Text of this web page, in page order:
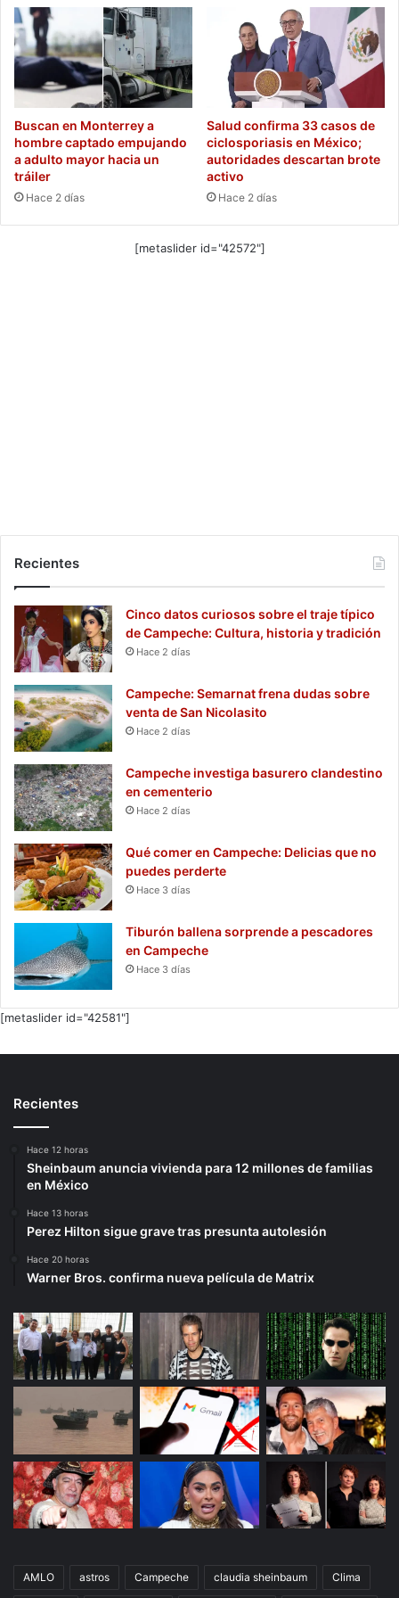
Buscan en Monterrey a
hombre captado empujando
a adulto mayor hacia un
tráiler
Hace 2 días
Salud confirma 33 casos de
ciclosporiasis en México;
autoridades descartan brote
activo
Hace 2 días
[metaslider id="42572"]
Recientes
Cinco datos curiosos sobre el traje típico
de Campeche: Cultura, historia y tradición
Hace 2 días
Campeche: Semarnat frena dudas sobre
venta de San Nicolasito
Hace 2 días
Campeche investiga basurero clandestino
en cementerio
Hace 2 días
Qué comer en Campeche: Delicias que no
puedes perderte
Hace 3 días
Tiburón ballena sorprende a pescadores
en Campeche
Hace 3 días
[metaslider id="42581"]
Recientes
Hace 12 horas
Sheinbaum anuncia vivienda para 12 millones de familias
en México
Hace 13 horas
Perez Hilton sigue grave tras presunta autolesión
Hace 20 horas
Warner Bros. confirma nueva película de Matrix
AMLO astros Campeche claudia sheinbaum Clima